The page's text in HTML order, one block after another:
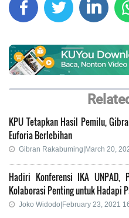
KPU Tetapkan Hasil Pemilu,
Euforia Berlebihan
Gibran Rakabuming|March 20,
Hadiri Konferensi IKA UNPAD,
Kolaborasi Penting untuk Hadapi
Joko Widodo|February 23, 2021